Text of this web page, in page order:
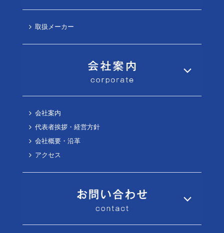
取扱メーカー
会社案内
代表者挨拶・経営方針
会社概要・沿革
アクセス